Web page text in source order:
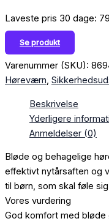
Laveste pris 30 dage:
Se produkt
Varenummer (SKU):
Høreværn,
Beskrivelse
Yderligere
Anmeldelser (0)
Bløde og behagelige
effektivt nytårsaften og
til børn, som skal føle
Vores vurdering
God komfort med